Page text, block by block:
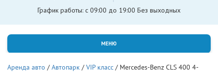
График работы: с 09:00 до 19:00 Без выходных
МЕНЮ
Аренда авто /Автопарк /VIP класс / Mercedes-Benz CLS 400 4-